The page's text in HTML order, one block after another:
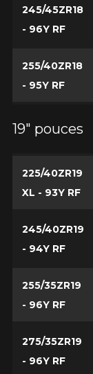
245/45ZR18
- 96Y RF
255/40ZR18
- 95Y RF
19" pouces
225/40ZR19
XL - 93Y RF
245/40ZR19
- 94Y RF
255/35ZR19
- 96Y RF
275/35ZR19
- 96Y RF